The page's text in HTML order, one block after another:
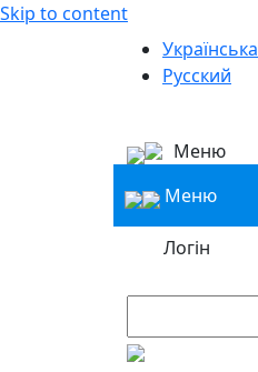
Skip to content
Українська
Русский
Меню
Меню
Логін